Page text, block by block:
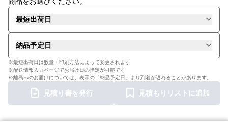
最短出荷日
納品予定日
※最短出荷日は数量・印刷方法によって変更されます
※配送情報入力ページでお届け日の指定が可能です
※離島へのお届けについては、表示の「納品予定日」より到着が遅れることがあります。
見積り書を発行 見積もりリストに追加